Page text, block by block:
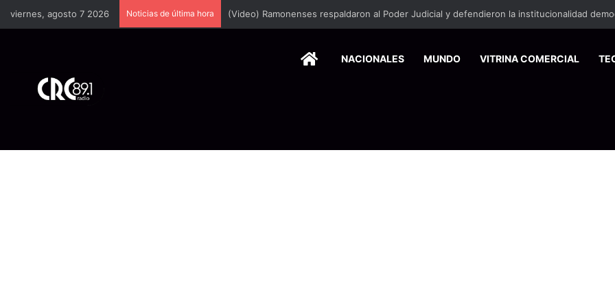
viernes, agosto 7 2026 Noticias de última hora
HOMENACIONALES MUNDO VITRINA COMERCIAL